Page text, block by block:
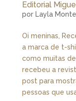
Editorial
por Layla
Oi meninas,
a marca de t-
como muitas
recebeu a
post para
pessoas que